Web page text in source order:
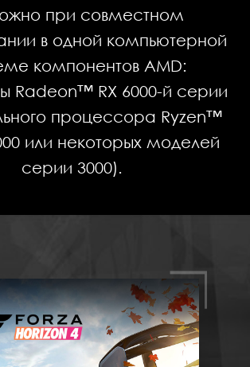
при совместном
в одной компьютерной
компонентов AMD:
Radeon™ RX 6000-й серии
процессора Ryzen™
или некоторых моделей
серии 3000).